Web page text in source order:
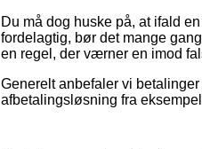
Du må dog huske på, at ifald
fordelagtig, bør det mange
en regel, der værner en imod
Generelt anbefaler vi
afbetalingsløsning fra